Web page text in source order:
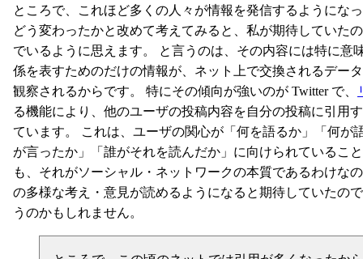
ところで、これほど多くの人々が情報を発信するようにな
どう変わったかと改めて考えてみると、私が期待していた
でいるように思えます。 と言うのは、その内容には特に意
係を表すためのだけの情報が、ネット上で交換されるデー
観察されるからです。 特にその傾向が強いのが Twitter で、
る機能により、他のユーザの投稿内容を自分の投稿に引用
ています。 これは、ユーザの関心が「何を語るか」「何が
が言ったか」「誰がそれを読んだか」に向けられているこ
も、それがソーシャル・ネットワークの本質であるわけな
の多様な考え・意見が読めるようになると期待していたの
うのかもしれません。